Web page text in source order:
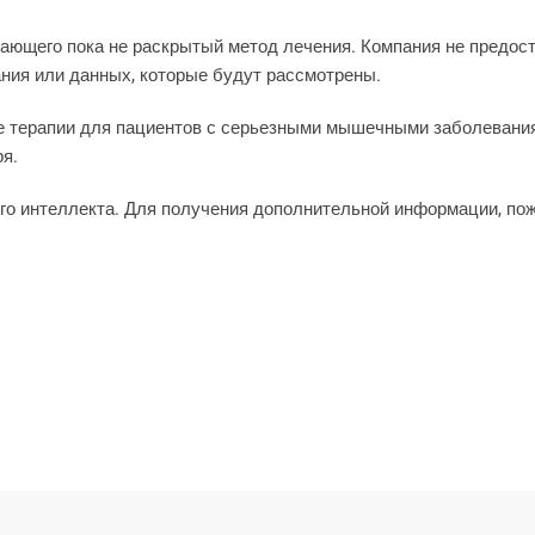
i
l
пока не раскрытый метод лечения. Компания не
или данных, которые будут рассмотрены.
терапии для пациентов с серьезными мышечными
интеллекта. Для получения дополнительной информации,